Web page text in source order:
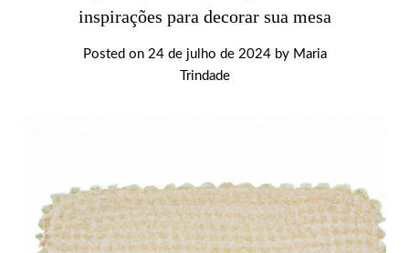
inspirações para decorar sua mesa
Posted on 24 de julho de 2024by Maria
Trindade